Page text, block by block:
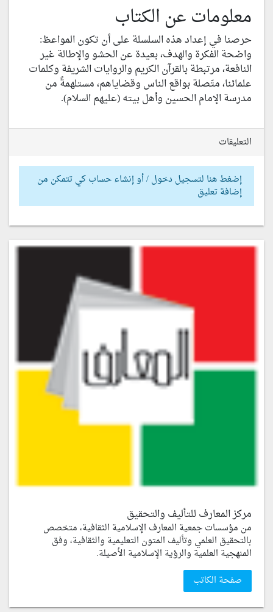
معلومات عن الكتاب
حرصنا في إعداد هذه السلسلة على أن تكون المواعظ:
واضحة الفكرة والهدف، بعيدة عن الحشو والإطالة غير
النافعة، مرتبطة بالقرآن الكريم والروايات الشريفة وكلمات
علمائنا، متّصلة بواقع الناس وقضاياهم، مستلهمةً من
مدرسة الإمام الحسين وأهل بيته (عليهم السلام).
التعليقات
إضغط هنا لتسجيل دخول / أو إنشاء حساب كي تتمكن من
إضافة تعليق
مركز المعارف للتأليف والتحقيق
من مؤسسات جمعية المعارف الإسلامية الثقافية، متخصص
بالتحقيق العلمي وتأليف المتون التعليمية والثقافية، وفق
المنهجية العلمية والرؤية الإسلامية الأصيلة.
صفحة الكاتب